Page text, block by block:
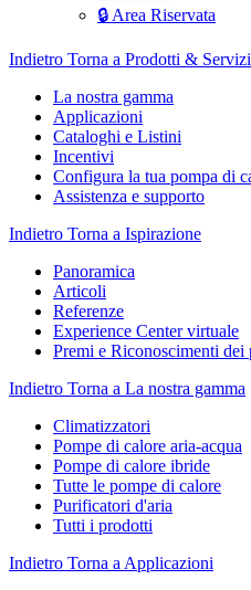
🔒 Area Riservata
Indietro Torna a Prodotti & Servizi
La nostra gamma
Applicazioni
Cataloghi e Listini
Incentivi
Configura la tua pompa di
Assistenza e supporto
Indietro Torna a Ispirazione
Panoramica
Articoli
Referenze
Experience Center virtuale
Premi e Riconoscimenti
Indietro Torna a La nostra gamma
Climatizzatori
Pompe di calore aria-acqua
Pompe di calore ibride
Tutte le pompe di calore
Purificatori d'aria
Tutti i prodotti
Indietro Torna a Applicazioni